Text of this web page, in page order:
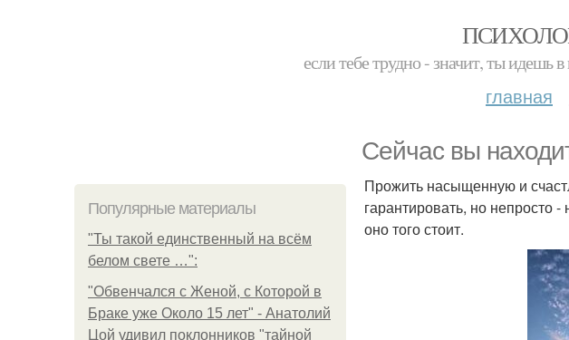
если тебе трудно - значит, ты идешь
главная
Сейчас вы
Популярные материалы
"Ты такой единственный на всём
белом свете …":
"Обвенчался с Женой, с Которой в
Браке уже Около 15 лет" - Анатолий
Цой удивил поклонников "тайной
Прожить насыщенную и
гарантировать, но непросто
оно того стоит.